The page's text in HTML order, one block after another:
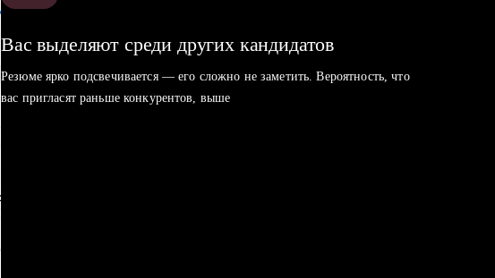
Вас выделяют среди других кандидатов
Резюме ярко подсвечивается — его сложно не заметить. Вероятность, что
вас пригласят раньше конкурентов, выше